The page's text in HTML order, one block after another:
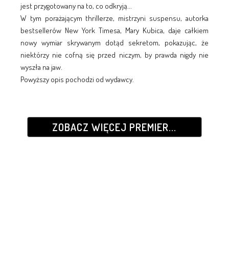
jest przygotowany na to, co odkryją...
W tym porażającym thrillerze, mistrzyni suspensu, autorka
bestsellerów New York Timesa, Mary Kubica, daje całkiem
nowy wymiar skrywanym dotąd sekretom, pokazując, że
niektórzy nie cofną się przed niczym, by prawda nigdy nie
wyszła na jaw.
Powyższy opis pochodzi od wydawcy.
ZOBACZ WIĘCEJ PREMIER...